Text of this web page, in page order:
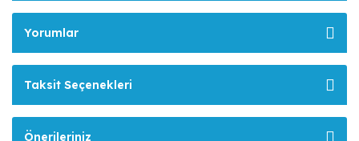
Yorumlar
Taksit Seçenekleri
Önerileriniz